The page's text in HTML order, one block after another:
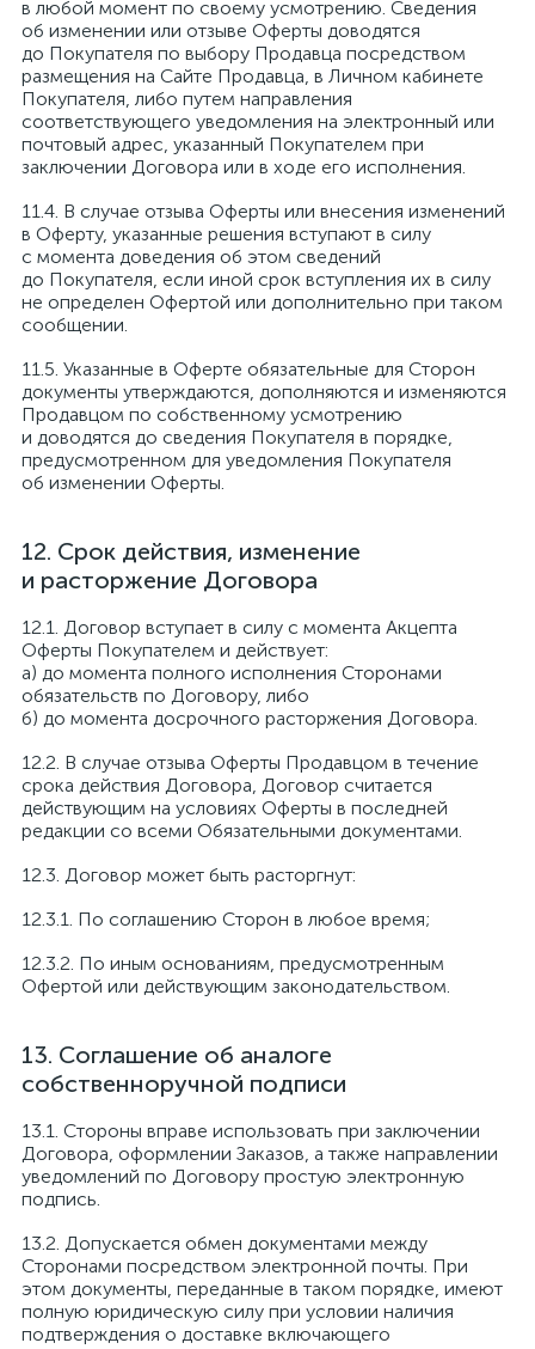
в любой момент по своему усмотрению. Сведения
об изменении или отзыве Оферты доводятся
до Покупателя по выбору Продавца посредством
размещения на Сайте Продавца, в Личном кабинете
Покупателя, либо путем направления
соответствующего уведомления на электронный или
почтовый адрес, указанный Покупателем при
заключении Договора или в ходе его исполнения.
В случае отзыва Оферты или внесения изменений
в Оферту, указанные решения вступают в силу
с момента доведения об этом сведений
до Покупателя, если иной срок вступления их в силу
не определен Офертой или дополнительно при таком
сообщении.
Указанные в Оферте обязательные для Сторон
документы утверждаются, дополняются и изменяются
Продавцом по собственному усмотрению
и доводятся до сведения Покупателя в порядке,
предусмотренном для уведомления Покупателя
об изменении Оферты.
Срок действия, изменение
и расторжение Договора
Договор вступает в силу с момента Акцепта
Оферты Покупателем и действует:
а) до момента полного исполнения Сторонами
обязательств по Договору, либо
б) до момента досрочного расторжения Договора.
В случае отзыва Оферты Продавцом в течение
срока действия Договора, Договор считается
действующим на условиях Оферты в последней
редакции со всеми Обязательными документами.
Договор может быть расторгнут:
По соглашению Сторон в любое время;
По иным основаниям, предусмотренным
Офертой или действующим законодательством.
Соглашение об аналоге
собственноручной подписи
Стороны вправе использовать при заключении
Договора, оформлении Заказов, а также направлении
уведомлений по Договору простую электронную
подпись.
Допускается обмен документами между
Сторонами посредством электронной почты. При
этом документы, переданные в таком порядке, имеют
полную юридическую силу при условии наличия
подтверждения о доставке включающего